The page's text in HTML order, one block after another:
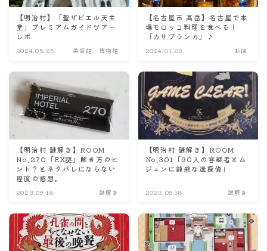
【明治村】「聖ザビエル天主
堂」プレミアムガイドツアー
レポ
2024.05.25 美術館・博物館
【名古屋市 高岳】名古屋で本
場モロッコ料理を食べる！
「カサブランカ」♪
2024.01.23 お店
【明治村 謎解き】ROOM
No.270「EX謎」解き方のヒ
ント？とネタバレにならない
程度の感想。
2023.09.18 謎解き
【明治村 謎解き】ROOM
No.301「90人の容疑者とム
ジュンに鈍感な迷探偵」
2023.09.18 謎解き